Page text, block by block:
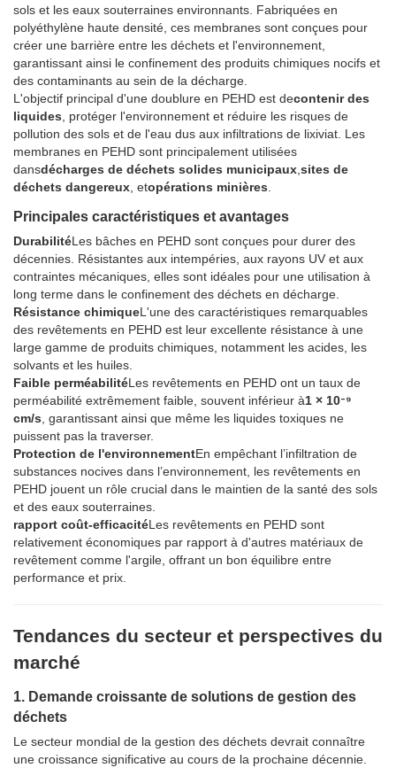
sols et les eaux souterraines environnants. Fabriquées en
polyéthylène haute densité, ces membranes sont conçues pour
créer une barrière entre les déchets et l'environnement,
garantissant ainsi le confinement des produits chimiques nocifs et
des contaminants au sein de la décharge.
L'objectif principal d'une doublure en PEHD est decontenir des
liquides , protéger l'environnement et réduire les risques de
pollution des sols et de l'eau dus aux infiltrations de lixiviat. Les
membranes en PEHD sont principalement utilisées
dansdécharges de déchets solides municipaux sites de
déchets dangereux , etopérations minières
Principales caractéristiques et avantages
DurabilitéLes bâches en PEHD sont conçues pour durer des
décennies. Résistantes aux intempéries, aux rayons UV et aux
contraintes mécaniques, elles sont idéales pour une utilisation à
long terme dans le confinement des déchets en décharge.
Résistance chimiqueL'une des caractéristiques remarquables
des revêtements en PEHD est leur excellente résistance à une
large gamme de produits chimiques, notamment les acides, les
solvants et les huiles.
Faible perméabilitéLes revêtements en PEHD ont un taux de
perméabilité extrêmement faible, souvent inférieur à1 × 10⁻⁹
cm/s , garantissant ainsi que même les liquides toxiques ne
puissent pas la traverser.
Protection de l'environnementEn empêchant l’infiltration de
substances nocives dans l’environnement, les revêtements en
PEHD jouent un rôle crucial dans le maintien de la santé des sols
et des eaux souterraines.
rapport coût-efficacitéLes revêtements en PEHD sont
relativement économiques par rapport à d'autres matériaux de
revêtement comme l'argile, offrant un bon équilibre entre
performance et prix.
Tendances du secteur et perspectives du
marché
1. Demande croissante de solutions de gestion des
déchets
Le secteur mondial de la gestion des déchets devrait connaître
une croissance significative au cours de la prochaine décennie.